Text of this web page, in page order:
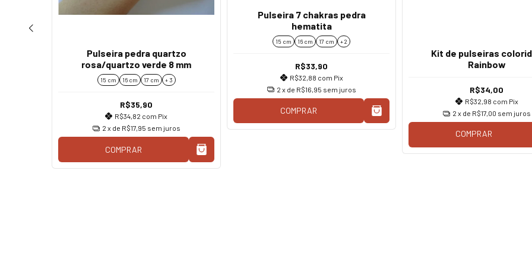
Pulseira pedra quartzo
rosa/quartzo verde 8 mm
15 cm 16 cm 17 cm + 3
R$35,90
R$34,82 com Pix
2 x de R$17,95 sem juros
COMPRAR
Pulseira 7 chakras pedra
hematita
15 cm 16 cm 17 cm + 2
R$33,90
R$32,88 com Pix
2 x de R$16,95 sem juros
COMPRAR
Kit de pulseiras
Rainbow
R$34,00
R$32,98 com Pix
2 x de R$17,00 sem juros
COMPRAR